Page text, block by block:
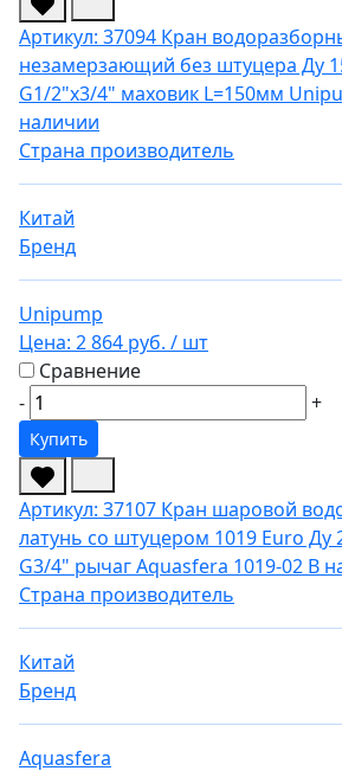
Артикул: 37094 Кран
незамерзающий без штуцера Ду
G1/2"х3/4" маховик L=150мм
наличии
Страна производитель
Китай
Бренд
Unipump
Цена: 2 864 руб. / шт
Сравнение
-
+
Купить
Артикул: 37107 Кран шаровой
латунь со штуцером 1019 Euro Ду
G3/4" рычаг Aquasfera 1019-02 В
Страна производитель
Китай
Бренд
Aquasfera